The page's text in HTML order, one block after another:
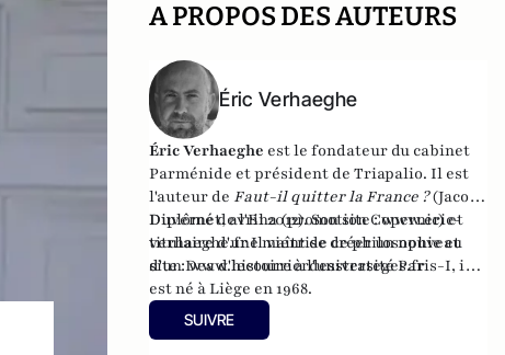
A PROPOS DES AUTEURS
Éric Verhaeghe
Éric Verhaeghe est le fondateur du cabinet
Parménide et président deTriapalio. Il est
l'auteur de Faut-il quitter la France ?(Jacob-
Duvernet, avril 2012). Son site :www.eric-
verhaeghe.frIl vient de créer un nouveau
site :www.lecourrierdesstrateges.fr
Diplômé de l'Ena (promotion Copernic) et
titulaire d'une maîtrise de philosophie et
d'un Dea d'histoire à l'université Paris-I, il
est né à Liège en 1968.
SUIVRE